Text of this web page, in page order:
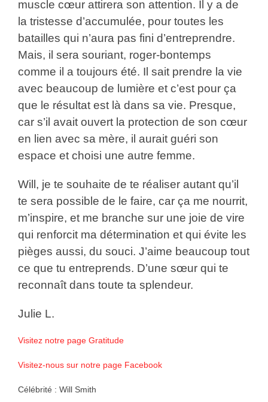
muscle cœur attirera son attention. Il y a de
la tristesse d’accumulée, pour toutes les
batailles qui n’aura pas fini d’entreprendre.
Mais, il sera souriant, roger-bontemps
comme il a toujours été. Il sait prendre la vie
avec beaucoup de lumière et c’est pour ça
que le résultat est là dans sa vie. Presque,
car s’il avait ouvert la protection de son cœur
en lien avec sa mère, il aurait guéri son
espace et choisi une autre femme.
Will, je te souhaite de te réaliser autant qu’il
te sera possible de le faire, car ça me nourrit,
m’inspire, et me branche sur une joie de vire
qui renforcit ma détermination et qui évite les
pièges aussi, du souci. J’aime beaucoup tout
ce que tu entreprends. D’une sœur qui te
reconnaît dans toute ta splendeur.
Julie L.
Visitez notre page Gratitude
Visitez-nous sur notre page Facebook
Célébrité : Will Smith